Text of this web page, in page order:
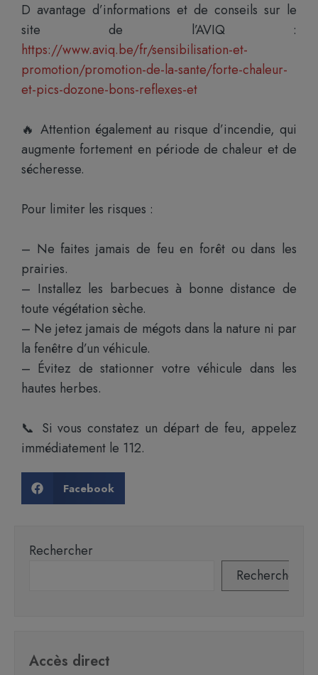
D avantage d’informations et de conseils sur le
site de l’AVIQ :
https://www.aviq.be/fr/sensibilisation-et-
promotion/promotion-de-la-sante/forte-chaleur-
et-pics-dozone-bons-reflexes-et
🔥 Attention également au risque d’incendie, qui
augmente fortement en période de chaleur et de
sécheresse.
Pour limiter les risques :
– Ne faites jamais de feu en forêt ou dans les
prairies.
– Installez les barbecues à bonne distance de
toute végétation sèche.
– Ne jetez jamais de mégots dans la nature ni par
la fenêtre d’un véhicule.
– Évitez de stationner votre véhicule dans les
hautes herbes.
📞 Si vous constatez un départ de feu, appelez
immédiatement le 112.
Facebook
Rechercher
Rechercher
Accès direct